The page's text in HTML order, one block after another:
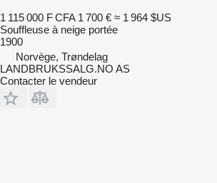
1 115 000 F CFA 1 700 € ≈ 1 964 $US
Souffleuse à neige portée
1900
Norvège, Trøndelag
LANDBRUKSSALG.NO AS
Contacter le vendeur